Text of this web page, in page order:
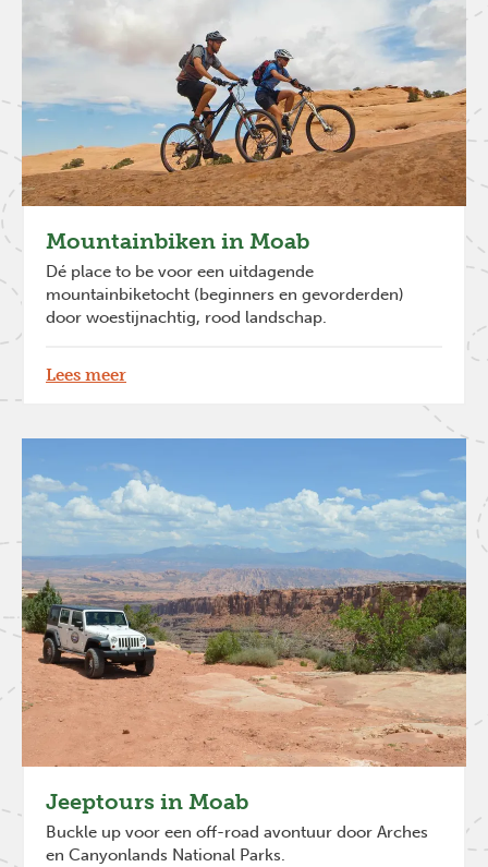
Mountainbiken in Moab
Dé place to be voor een uitdagende
mountainbiketocht (beginners en gevorderden)
door woestijnachtig, rood landschap.
Lees meer
Jeeptours in Moab
Buckle up voor een off-road avontuur door Arches
en Canyonlands National Parks.